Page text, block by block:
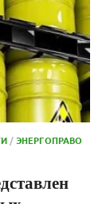
/ЭНЕРГОПРАВО